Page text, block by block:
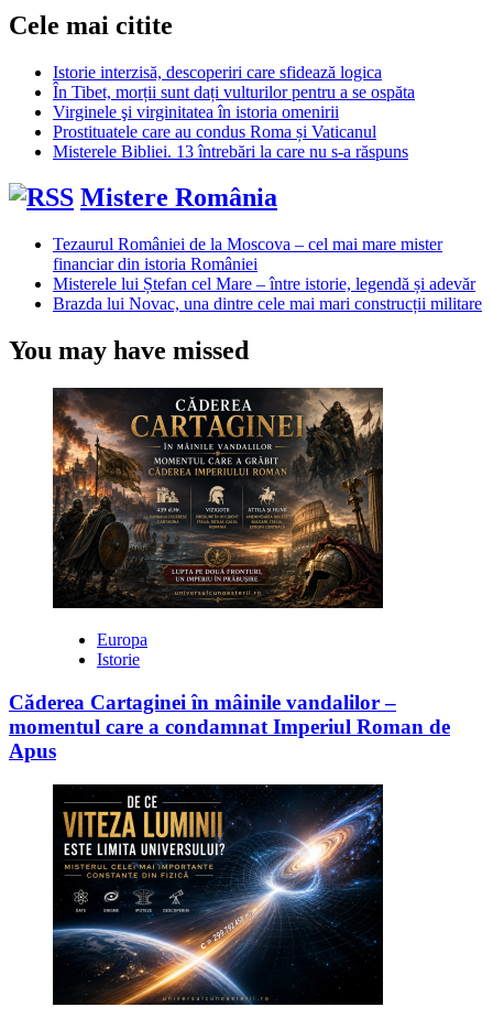
Cele mai citite
Istorie interzisă, descoperiri care sfidează logica
În Tibet, morții sunt dați vulturilor pentru a se ospăta
Virginele şi virginitatea în istoria omenirii
Prostituatele care au condus Roma și Vaticanul
Misterele Bibliei. 13 întrebări la care nu s-a răspuns
Mistere România
Tezaurul României de la Moscova – cel mai mare mister
financiar din istoria României
Misterele lui Ștefan cel Mare – între istorie, legendă și adevăr
Brazda lui Novac, una dintre cele mai mari construcții militare
You may have missed
Europa
Istorie
Căderea Cartaginei în mâinile vandalilor –
momentul care a condamnat Imperiul Roman de
Apus